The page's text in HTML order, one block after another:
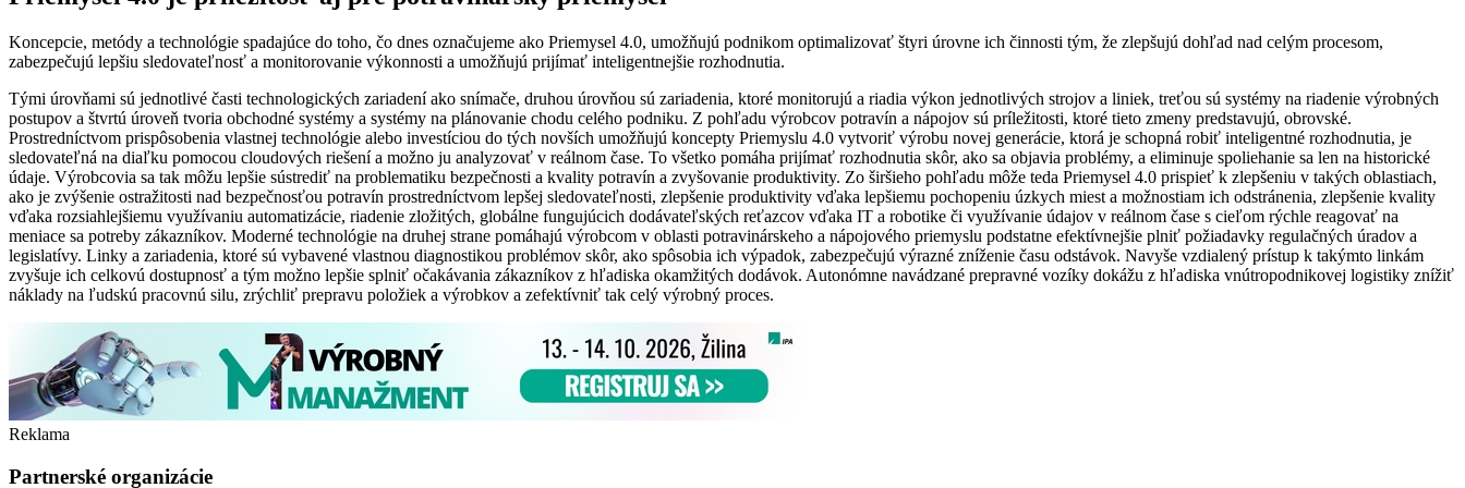
Koncepcie, metódy a technológie spadajúce do toho, čo dnes označujeme ako Priemysel 4.0, umožňujú podnikom optimalizovať štyri úrovne ich činnosti tým, že zlepšujú dohľad nad celým procesom,
zabezpečujú lepšiu sledovateľnosť a monitorovanie výkonnosti a umožňujú prijímať inteligentnejšie rozhodnutia.
Tými úrovňami sú jednotlivé časti technologických zariadení ako snímače, druhou úrovňou sú zariadenia, ktoré monitorujú a riadia výkon jednotlivých strojov a liniek, treťou sú systémy na riadenie výrobných
postupov a štvrtú úroveň tvoria obchodné systémy a systémy na plánovanie chodu celého podniku. Z pohľadu výrobcov potravín a nápojov sú príležitosti, ktoré tieto zmeny predstavujú, obrovské.
Prostredníctvom prispôsobenia vlastnej technológie alebo investíciou do tých novších umožňujú koncepty Priemyslu 4.0 vytvoriť výrobu novej generácie, ktorá je schopná robiť inteligentné rozhodnutia, je
sledovateľná na diaľku pomocou cloudových riešení a možno ju analyzovať v reálnom čase. To všetko pomáha prijímať rozhodnutia skôr, ako sa objavia problémy, a eliminuje spoliehanie sa len na historické
údaje. Výrobcovia sa tak môžu lepšie sústrediť na problematiku bezpečnosti a kvality potravín a zvyšovanie produktivity. Zo širšieho pohľadu môže teda Priemysel 4.0 prispieť k zlepšeniu v takých oblastiach,
ako je zvýšenie ostražitosti nad bezpečnosťou potravín prostredníctvom lepšej sledovateľnosti, zlepšenie produktivity vďaka lepšiemu pochopeniu úzkych miest a možnostiam ich odstránenia, zlepšenie kvality
vďaka rozsiahlejšiemu využívaniu automatizácie, riadenie zložitých, globálne fungujúcich dodávateľských reťazcov vďaka IT a robotike či využívanie údajov v reálnom čase s cieľom rýchle reagovať na
meniace sa potreby zákazníkov. Moderné technológie na druhej strane pomáhajú výrobcom v oblasti potravinárskeho a nápojového priemyslu podstatne efektívnejšie plniť požiadavky regulačných úradov a
legislatívy. Linky a zariadenia, ktoré sú vybavené vlastnou diagnostikou problémov skôr, ako spôsobia ich výpadok, zabezpečujú výrazné zníženie času odstávok. Navyše vzdialený prístup k takýmto linkám
zvyšuje ich celkovú dostupnosť a tým možno lepšie splniť očakávania zákazníkov z hľadiska okamžitých dodávok. Autonómne navádzané prepravné vozíky dokážu z hľadiska vnútropodnikovej logistiky znížiť
náklady na ľudskú pracovnú silu, zrýchliť prepravu položiek a výrobkov a zefektívniť tak celý výrobný proces.
Reklama
Partnerské organizácie